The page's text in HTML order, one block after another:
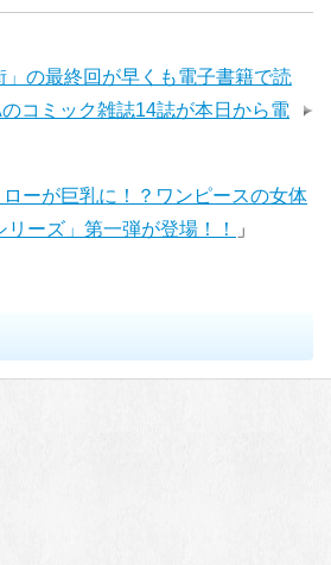
」の最終回が早くも電子書籍で読
コミック雑誌14誌が本日から電
ローが巨乳に！？ワンピースの女体
ーズ」第一弾が登場！！
」